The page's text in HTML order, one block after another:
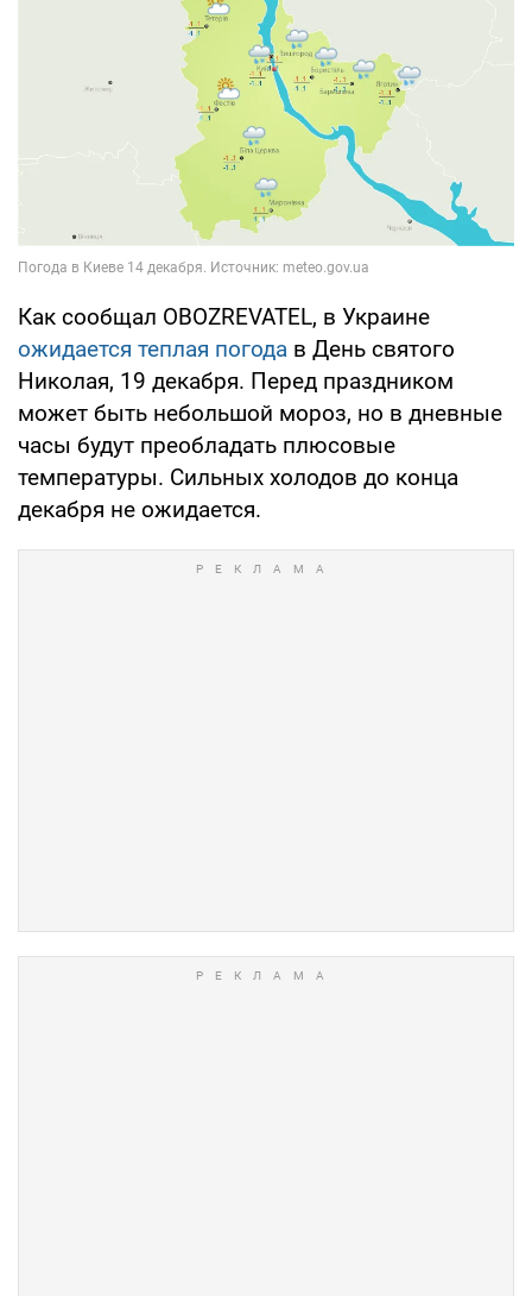
Как сообщал OBOZREVATEL, в Украине
ожидается теплая погода в День святого
Николая, 19 декабря. Перед праздником
может быть небольшой мороз, но в дневные
часы будут преобладать плюсовые
температуры. Сильных холодов до конца
декабря не ожидается.